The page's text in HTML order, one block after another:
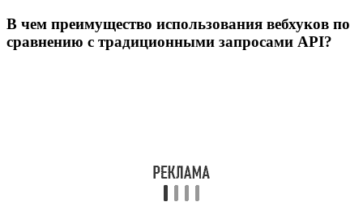
В чем преимущество использования вебхуков по
сравнению с традиционными запросами API?